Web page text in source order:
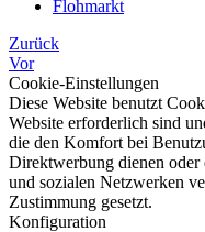
Flohmarkt
Zurück
Vor
Cookie-Einstellungen
Diese Website benutzt
Website erforderlich sind
die den Komfort bei
Direktwerbung dienen oder
und sozialen Netzwerken
Zustimmung gesetzt.
Konfiguration